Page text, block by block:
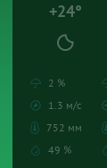
+24°
2 %
1.3 м/с
752 мм
49 %